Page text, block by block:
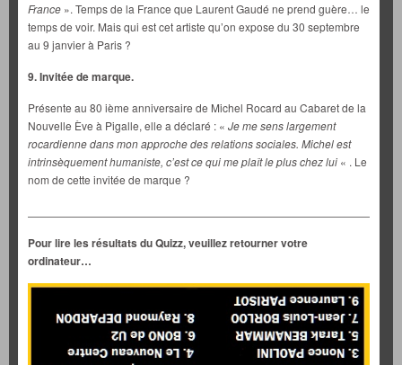
France ». Temps de la France que Laurent Gaudé ne prend guère… le
temps de voir. Mais qui est cet artiste qu’on expose du 30 septembre
au 9 janvier à Paris ?
9. Invitée de marque.
Présente au 80 ième anniversaire de Michel Rocard au Cabaret de la
Nouvelle Ève à Pigalle, elle a déclaré : « Je me sens largement
rocardienne dans mon approche des relations sociales. Michel est
intrinsèquement humaniste, c’est ce qui me plaît le plus chez lui « . Le
nom de cette invitée de marque ?
Pour lire les résultats du Quizz, veuillez retourner votre
ordinateur…